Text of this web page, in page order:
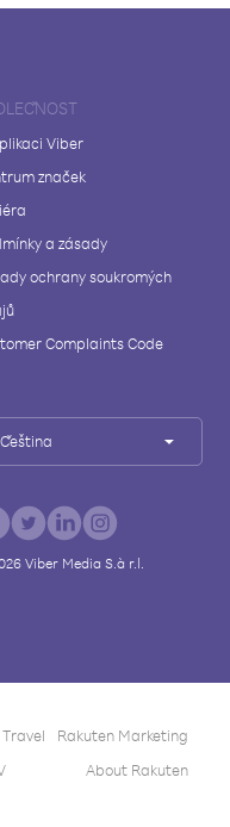
Viber
značek
a zásady
ochrany soukromých
Complaints Code
Čeština
Viber Media S.à r.l.
Rakuten Marketing
About Rakuten